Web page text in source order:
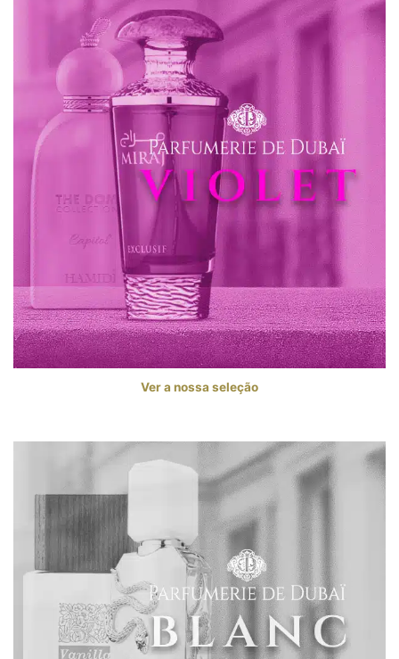
Ver a nossa seleção